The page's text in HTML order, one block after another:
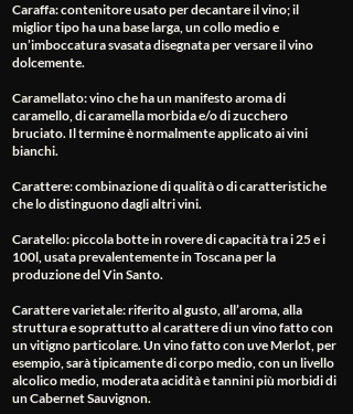
Caraffa: contenitore usato per decantare il vino; il
miglior tipo ha una base larga, un collo medio e
un’imboccatura svasata disegnata per versare il vino
dolcemente.
Caramellato: vino che ha un manifesto aroma di
caramello, di caramella morbida e/o di zucchero
bruciato. Il termine è normalmente applicato ai vini
bianchi.
Carattere: combinazione di qualità o di caratteristiche
che lo distinguono dagli altri vini.
Caratello: piccola botte in rovere di capacità tra i 25 e i
100l, usata prevalentemente in Toscana per la
produzione del Vin Santo.
Carattere varietale: riferito al gusto, all’aroma, alla
struttura e soprattutto al carattere di un vino fatto con
un vitigno particolare. Un vino fatto con uve Merlot, per
esempio, sarà tipicamente di corpo medio, con un livello
alcolico medio, moderata acidità e tannini più morbidi di
un Cabernet Sauvignon.